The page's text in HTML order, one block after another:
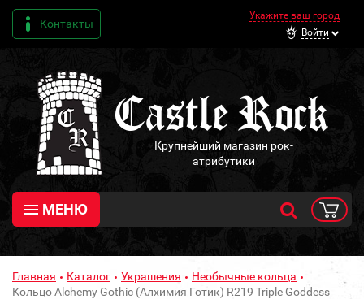
Контакты
Укажите ваш город
Войти
Крупнейший магазин рок-
атрибутики
МЕНЮ
Главная Каталог Украшения
Необычные кольца
Кольцо Alchemy Gothic (Алхимия Готик) R219 Triple Goddess